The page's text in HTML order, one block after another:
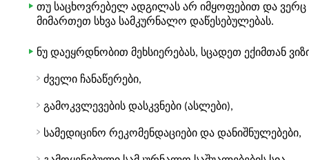
თუ საცხოვრებელ ადგილას არ იმყოფებით და ვერც
მიმართეთ სხვა სამკურნალო დაწესებულებას.
ნუ დაეყრდნობით მეხსიერებას, სცადეთ ექიმთან
ძველი ჩანაწერები,
გამოკვლევების დასკვნები (ასლები),
სამედიცინო რეკომენდაციები და დანიშნულებები,